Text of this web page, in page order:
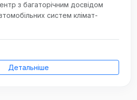
з багаторічним досвідом
систем клімат-
Детальніше